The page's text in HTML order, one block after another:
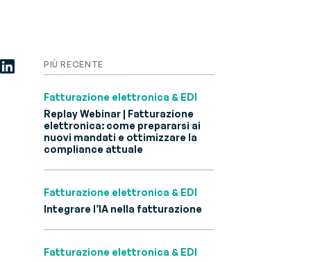
Vai a tutti i software
PIÙ RECENTE
Fatturazione elettronica & EDI
Replay Webinar | Fatturazione
elettronica: come prepararsi ai
nuovi mandati e ottimizzare la
compliance attuale
Fatturazione elettronica & EDI
Integrare l’IA nella fatturazione
Fatturazione elettronica & EDI